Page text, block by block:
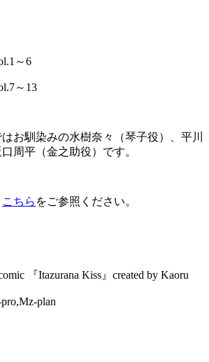
～6
～13
お馴染みの水樹奈々（琴子役）、平川
周平（金之助役）です。
こちら をご参照ください。
『Itazurana Kiss』created by Kaoru
plan